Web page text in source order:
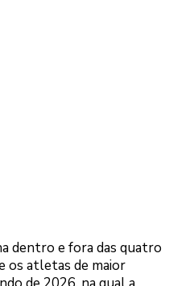
dentro e fora das quatro
os atletas de maior